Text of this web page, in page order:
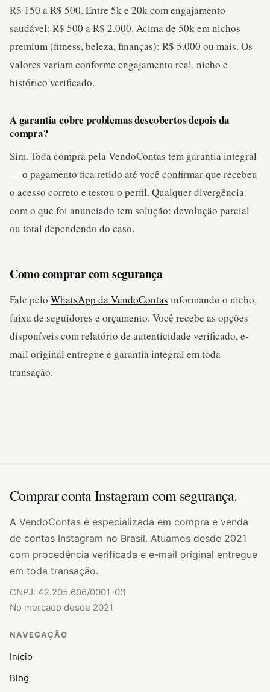
R$ 150 a R$ 500. Entre 5k e 20k com engajamento
saudável: R$ 500 a R$ 2.000. Acima de 50k em nichos
premium (fitness, beleza, finanças): R$ 5.000 ou mais. Os
valores variam conforme engajamento real, nicho e
histórico verificado.
A garantia cobre problemas descobertos depois da
compra?
Sim. Toda compra pela VendoContas tem garantia integral
— o pagamento fica retido até você confirmar que recebeu
o acesso correto e testou o perfil. Qualquer divergência
com o que foi anunciado tem solução: devolução parcial
ou total dependendo do caso.
Como comprar com segurança
Fale pelo WhatsApp da VendoContas informando o nicho,
faixa de seguidores e orçamento. Você recebe as opções
disponíveis com relatório de autenticidade verificado, e-
mail original entregue e garantia integral em toda
transação.
Comprar conta Instagram com segurança.
A VendoContas é especializada em compra e venda
de contas Instagram no Brasil. Atuamos desde 2021
com procedência verificada e e-mail original entregue
em toda transação.
CNPJ: 42.205.606/0001-03
No mercado desde 2021
NAVEGAÇÃO
Início
Blog